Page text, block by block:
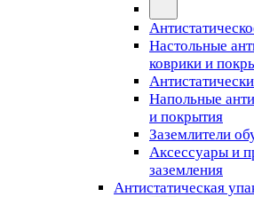
Настольные
коврики и
Напольные
и покрытия
Заземлители
Аксессуары и
заземления
Антистатическая